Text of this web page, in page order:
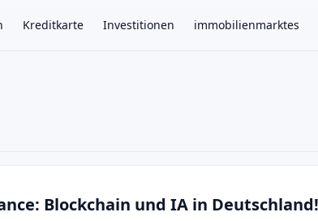
Kreditkarte Investitionen immobilienmarktes
Blockchain und IA in Deutschland!